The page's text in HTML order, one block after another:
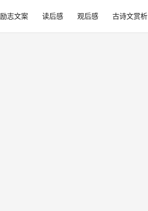
励志文案 读后感 观后感 古诗文赏析